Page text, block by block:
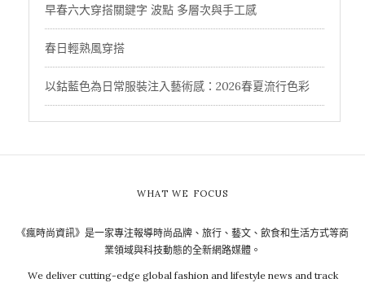
早春六大穿搭關鍵字 波點 多層次與手工感
春日輕熟風穿搭
以鈷藍色為日常服裝注入藝術感：2026春夏流行色彩
WHAT WE FOCUS
《瘋時尚資訊》是一家專注報導時尚品牌、旅行、藝文、飲食和生活方式等商
業領域與科技動態的全新網路媒體。
We deliver cutting-edge global fashion and lifestyle news and track